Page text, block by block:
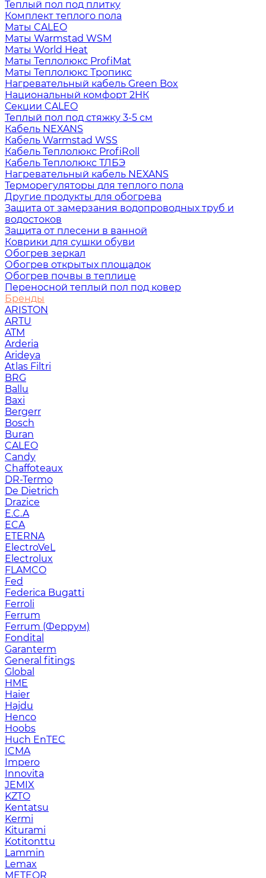
Теплый пол под плитку
Комплект теплого пола
Маты CALEO
Маты Warmstad WSM
Маты World Heat
Маты Теплолюкс ProfiMat
Маты Теплолюкс Тропикс
Нагревательный кабель Green Box
Национальный комфорт 2НК
Секции CALEO
Теплый пол под стяжку 3-5 см
Кабель NEXANS
Кабель Warmstad WSS
Кабель Теплолюкс ProfiRoll
Кабель Теплолюкс ТЛБЭ
Нагревательный кабель NEXANS
Терморегуляторы для теплого пола
Другие продукты для обогрева
Защита от замерзания водопроводных труб и
водостоков
Защита от плесени в ванной
Коврики для сушки обуви
Обогрев зеркал
Обогрев открытых площадок
Обогрев почвы в теплице
Переносной теплый пол под ковер
Бренды
ARISTON
ARTU
ATM
Arderia
Arideya
Atlas Filtri
BRG
Ballu
Baxi
Bergerr
Bosch
Buran
CALEO
Candy
Chaffoteaux
DR-Termo
De Dietrich
Drazice
E.C.A
ECA
ETERNA
ElectroVeL
Electrolux
FLAMCO
Fed
Federica Bugatti
Ferroli
Ferrum
Ferrum (Феррум)
Fondital
Garanterm
General fitings
Global
HME
Haier
Hajdu
Henco
Hoobs
Huch EnTEC
ICMA
Impero
Innovita
JEMIX
KZTO
Kentatsu
Kermi
Kiturami
Kotitonttu
Lammin
Lemax
METEOR